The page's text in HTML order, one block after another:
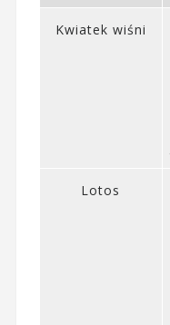
Kwiatek wiśni
Lotos